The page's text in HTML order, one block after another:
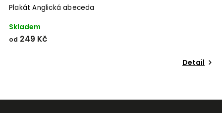
Plakát Anglická abeceda
Skladem
od 249 Kč
Detail